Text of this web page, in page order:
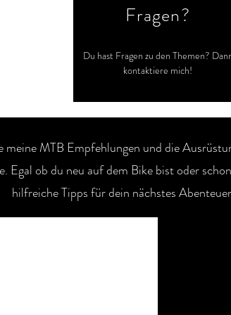
Fragen?
Du hast Fragen zu den Themen?
kontaktiere mich!
meine MTB Empfehlungen und die
Egal ob du neu auf dem Bike bist oder
hilfreiche Tipps für dein nächstes